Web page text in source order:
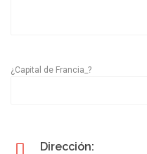
¿Capital de Francia_?
Dirección: